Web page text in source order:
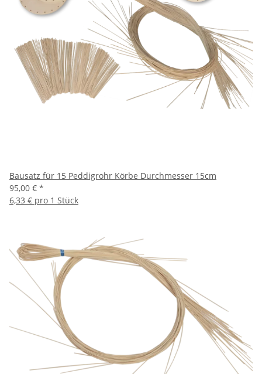
Bausatz für 15 Peddigrohr Körbe Durchmesser 15cm
95,00 € *
6,33 € pro 1 Stück